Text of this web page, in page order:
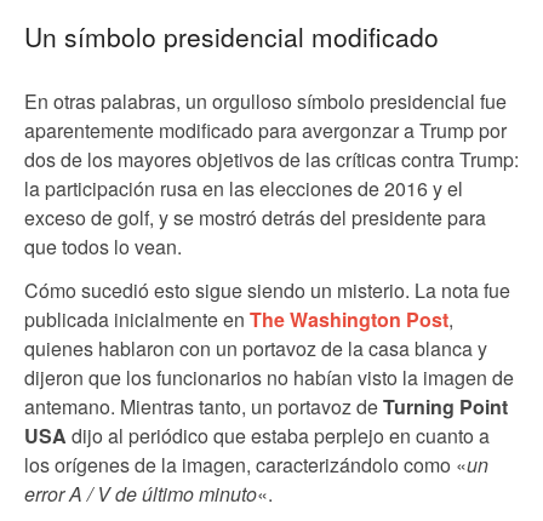
Un símbolo presidencial modificado
En otras palabras, un orgulloso símbolo presidencial fue
aparentemente modificado para avergonzar a Trump por
dos de los mayores objetivos de las críticas contra Trump:
la participación rusa en las elecciones de 2016 y el
exceso de golf, y se mostró detrás del presidente para
que todos lo vean.
Cómo sucedió esto sigue siendo un misterio. La nota fue
publicada inicialmente en The Washington Post,
quienes hablaron con un portavoz de la casa blanca y
dijeron que los funcionarios no habían visto la imagen de
antemano. Mientras tanto, un portavoz deTurning Point
USA dijo al periódico que estaba perplejo en cuanto a
los orígenes de la imagen, caracterizándolo como «un
error A / V de último minuto«.